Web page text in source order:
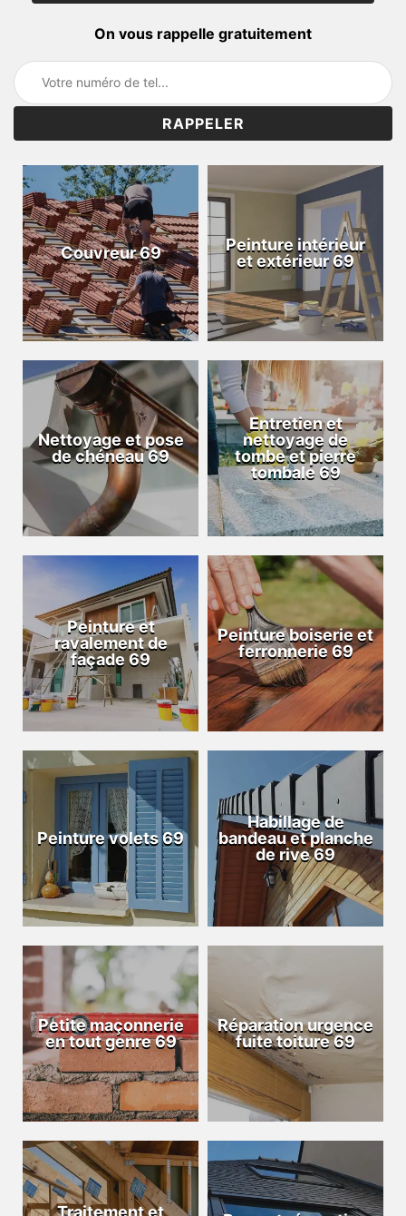
On vous rappelle gratuitement
Couvreur 69
Peinture intérieur
et extérieur 69
Nettoyage et pose
de chéneau 69
Entretien et
nettoyage de
tombe et pierre
tombale 69
Peinture et
ravalement de
façade 69
Peinture boiserie et
ferronnerie 69
Peinture volets 69
Habillage de
bandeau et planche
de rive 69
Petite maçonnerie
en tout genre 69
Réparation urgence
fuite toiture 69
Traitement et